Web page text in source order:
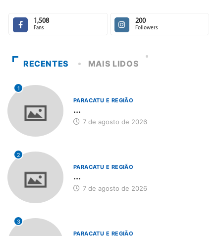
1,508
Fans
200
Followers
RECENTES MAIS LIDOS
1
PARACATU E REGIÃO
...
7 de agosto de 2026
2
PARACATU E REGIÃO
...
7 de agosto de 2026
3
PARACATU E REGIÃO